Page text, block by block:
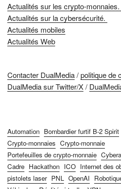
Actualités sur les crypto-monnaies.
Actualités sur la cybersécurité.
Actualités mobiles
Actualités Web
Contacter DualMedia/politique de
DualMedia sur Twitter/X/
Automation Bombardier furtif B-2 Spirit
Crypto-monnaies Crypto-monnaie
Portefeuilles de crypto-monnaie
Cadre Hackathon ICO Internet des
pistolets laser PNL OpenAI